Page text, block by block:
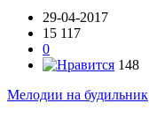
29-04-2017
15 117
0
148
Мелодии на будильник